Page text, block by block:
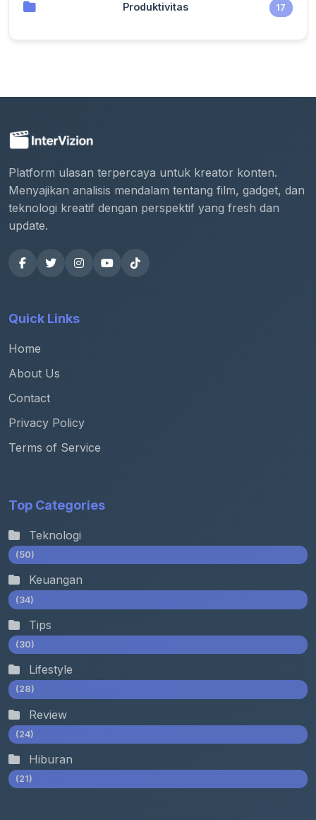
Produktivitas 17
Platform ulasan terpercaya untuk kreator konten.
Menyajikan analisis mendalam tentang film, gadget, dan
teknologi kreatif dengan perspektif yang fresh dan
update.
Quick Links
Home
About Us
Contact
Privacy Policy
Terms of Service
Top Categories
Teknologi
(50)
Keuangan
(34)
Tips
(30)
Lifestyle
(28)
Review
(24)
Hiburan
(21)